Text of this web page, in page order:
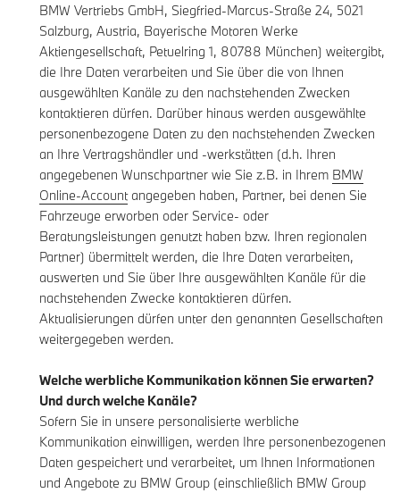
BMW Vertriebs GmbH, Siegfried-Marcus-Straße 24, 5021
Salzburg, Austria, Bayerische Motoren Werke
Aktiengesellschaft, Petuelring 1, 80788 München) weitergibt,
die Ihre Daten verarbeiten und Sie über die von Ihnen
ausgewählten Kanäle zu den nachstehenden Zwecken
kontaktieren dürfen. Darüber hinaus werden ausgewählte
personenbezogene Daten zu den nachstehenden Zwecken
an Ihre Vertragshändler und -werkstätten (d.h. Ihren
angegebenen Wunschpartner wie Sie z.B. in Ihrem BMW
Online-Accountangegeben haben, Partner, bei denen Sie
Fahrzeuge erworben oder Service- oder
Beratungsleistungen genutzt haben bzw. Ihren regionalen
Partner) übermittelt werden, die Ihre Daten verarbeiten,
auswerten und Sie über Ihre ausgewählten Kanäle für die
nachstehenden Zwecke kontaktieren dürfen.
Aktualisierungen dürfen unter den genannten Gesellschaften
weitergegeben werden.
Welche werbliche Kommunikation können Sie erwarten?
Und durch welche Kanäle?
Sofern Sie in unsere personalisierte werbliche
Kommunikation einwilligen, werden Ihre personenbezogenen
Daten gespeichert und verarbeitet, um Ihnen Informationen
und Angebote zu BMW Group (einschließlich BMW Group